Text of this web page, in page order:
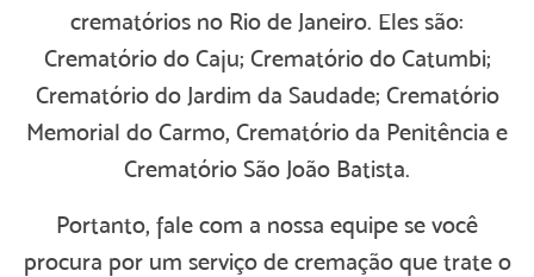
crematórios no Rio de Janeiro. Eles são:
Crematório do Caju; Crematório do Catumbi;
Crematório do Jardim da Saudade; Crematório
Memorial do Carmo, Crematório da Penitência e
Crematório São João Batista.
Portanto, fale com a nossa equipe se você
procura por um serviço de cremação que trate o